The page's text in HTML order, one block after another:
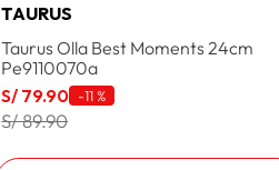
TAURUS
Taurus Olla Best Moments 24cm
Pe9110070a
S/ 79.90 -11 %
S/ 89.90